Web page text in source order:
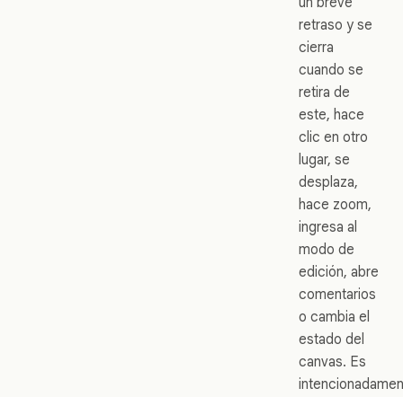
retraso y se
cierra
cuando se
retira de
este, hace
clic en otro
lugar, se
desplaza,
hace zoom,
ingresa al
modo de
edición, abre
comentarios
o cambia el
estado del
canvas. Es